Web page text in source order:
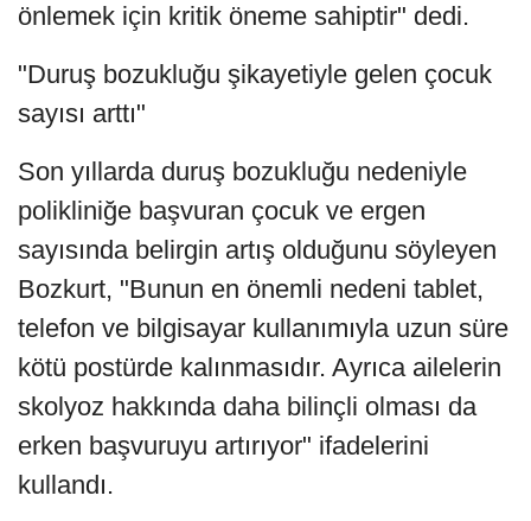
önlemek için kritik öneme sahiptir" dedi.
"Duruş bozukluğu şikayetiyle gelen çocuk
sayısı arttı"
Son yıllarda duruş bozukluğu nedeniyle
polikliniğe başvuran çocuk ve ergen
sayısında belirgin artış olduğunu söyleyen
Bozkurt, "Bunun en önemli nedeni tablet,
telefon ve bilgisayar kullanımıyla uzun süre
kötü postürde kalınmasıdır. Ayrıca ailelerin
skolyoz hakkında daha bilinçli olması da
erken başvuruyu artırıyor" ifadelerini
kullandı.